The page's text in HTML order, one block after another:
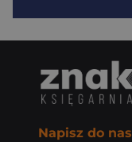
Napisz do nas